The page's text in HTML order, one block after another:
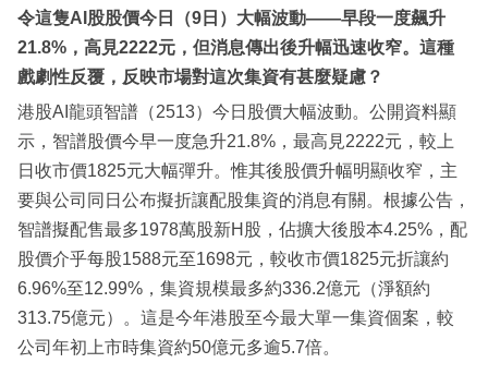
令這隻AI股股價今日（9日）大幅波動——早段一度飆升
21.8%，高見2222元，但消息傳出後升幅迅速收窄。這種
戲劇性反覆，反映市場對這次集資有甚麼疑慮？
港股AI龍頭智譜（2513）今日股價大幅波動。公開資料顯
示，智譜股價今早一度急升21.8%，最高見2222元，較上
日收市價1825元大幅彈升。惟其後股價升幅明顯收窄，主
要與公司同日公布擬折讓配股集資的消息有關。根據公告，
智譜擬配售最多1978萬股新H股，佔擴大後股本4.25%，配
股價介乎每股1588元至1698元，較收市價1825元折讓約
6.96%至12.99%，集資規模最多約336.2億元（淨額約
313.75億元）。這是今年港股至今最大單一集資個案，較
公司年初上市時集資約50億元多逾5.7倍。